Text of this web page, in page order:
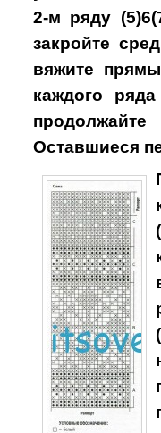
2-м ряду
закройте
вяжите
каждого
Оставшиеся